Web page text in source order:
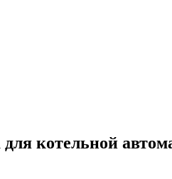
котельной